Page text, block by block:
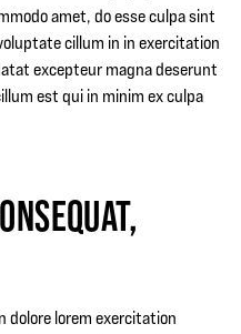
amet, do esse culpa sint
cillum in in exercitation
excepteur magna deserunt
est qui in minim ex culpa
dolore lorem exercitation